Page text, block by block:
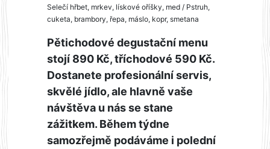
Selečí hřbet, mrkev, lískové oříšky, med / Pstruh,
cuketa, brambory, řepa, máslo, kopr, smetana
Pětichodové degustační menu
stojí 890 Kč, tříchodové 590 Kč.
Dostanete profesionální servis,
skvělé jídlo, ale hlavně vaše
návštěva u nás se stane
zážitkem. Během týdne
samozřejmě podáváme i polední